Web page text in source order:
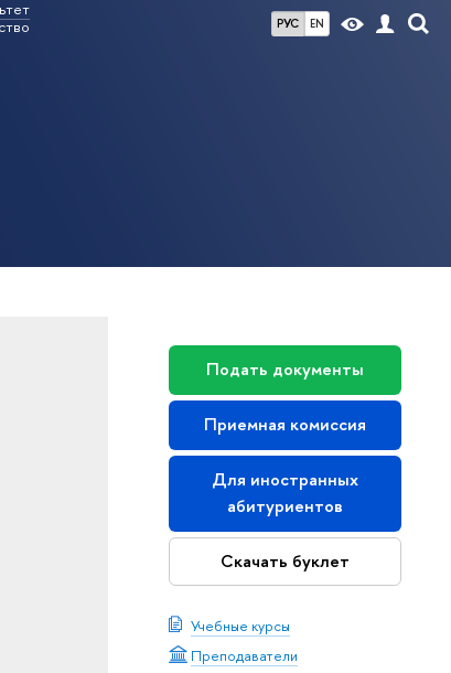
РУС EN
Подать документы
Приемная комиссия
Для иностранных
абитуриентов
Скачать буклет
Учебные курсы
Преподаватели